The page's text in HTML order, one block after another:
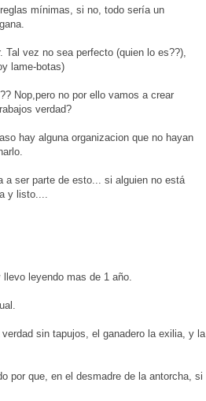
mínimas, si no, todo sería un
Tal vez no sea perfecto (quien lo es??),
lame-botas)
Nop,pero no por ello vamos a crear
verdad?
hay alguna organizacion que no hayan
a ser parte de esto... si alguien no está
y listo....
leyendo mas de 1 año.
sin tapujos, el ganadero la exilia, y la
por que, en el desmadre de la antorcha, si